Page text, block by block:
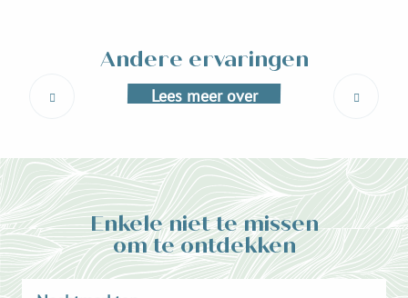
Andere ervaringen
Lees meer over
Enkele niet te missen
om te ontdekken